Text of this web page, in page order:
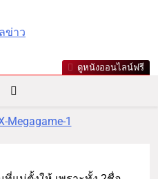
ลข่าว.com
าะกระแสดารา ข่าวกีฬารอบ
โลก เลขเด็ดหวยดัง ตรวจหวย
ดูหนังออนไลน์ฟรี